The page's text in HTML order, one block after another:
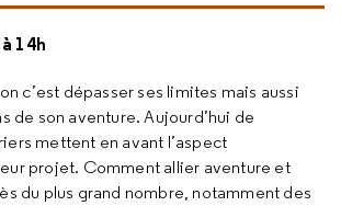
14h
c’est dépasser ses limites mais aussi
de son aventure. Aujourd’hui de
mettent en avant l’aspect
projet. Comment allier aventure et
du plus grand nombre, notamment des